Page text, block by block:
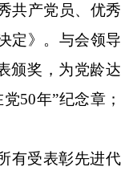
共产党员、优秀
定》。与会领导
颁奖，为党龄达
50年”纪念章；
有受表彰先进代